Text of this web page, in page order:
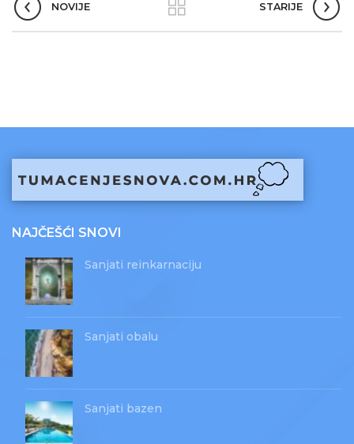
NOVIJE STARIJE
NAJČEŠĆI SNOVI
Sanjati reinkarnaciju
Sanjati obalu
Sanjati bazen